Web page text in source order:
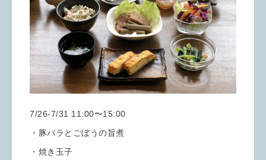
7/26-7/31 11:00〜15:00
・豚バラとごぼうの旨煮
・焼き玉子